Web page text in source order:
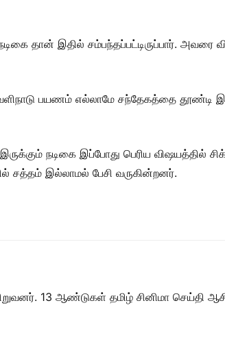
தான் இதில் சம்பந்தப்பட்டிருப்பார். அவரை
பயணம் எல்லாமே சந்தேகத்தை தூண்டி
நடிகை இப்போது பெரிய விஷயத்தில்
சத்தம் இல்லாமல் பேசி வருகின்றனர்.
13 ஆண்டுகள் தமிழ் சினிமா செய்தி